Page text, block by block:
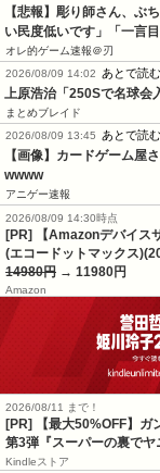
【悲報】彫り師さん、ぶ
い民度低いです」「一言
オレ的ゲーム速報＠刃
2026/08/09 14:02
あとで読む
上原浩治「250Sで名球会
まとめブレイド
2026/08/09 13:45
あとで読む
【画像】カードゲーム屋
wwww
アニゲー速報
2026/08/09 14:30時点
[PR] 【Amazonデバイス
(エコードットマックス
14980円 → 11980円
Amazon
2026/08/11 まで！
[PR] 【最大50%OFF】ガ
第3弾『スーパーの裏で
Kindleストア